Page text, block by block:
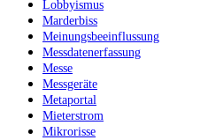
Lobbyismus
Marderbiss
Meinungsbeeinflussung
Messdatenerfassung
Messe
Messgeräte
Metaportal
Mieterstrom
Mikrorisse